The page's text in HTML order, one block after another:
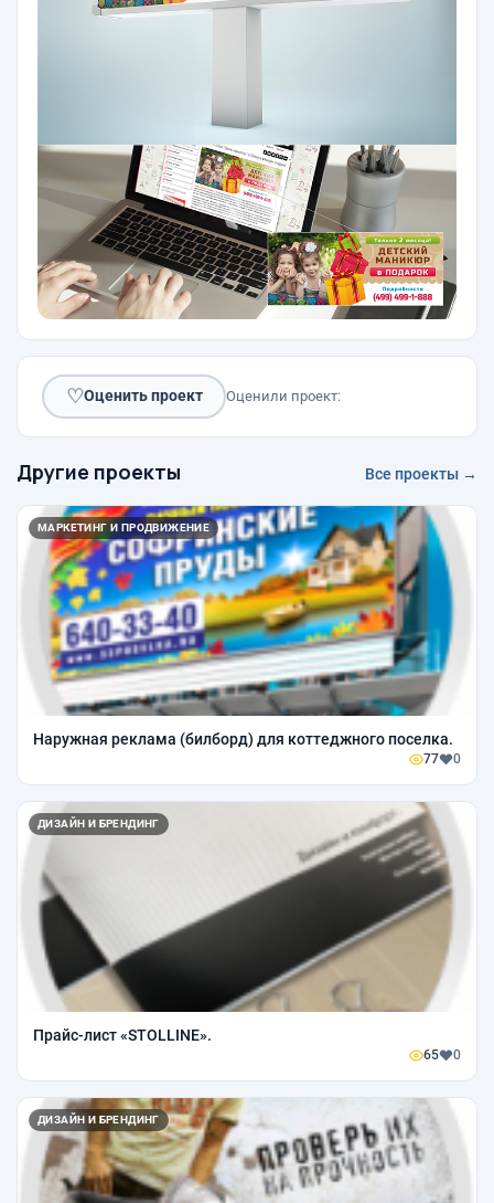
♡Оценить проект Оценили проект:
Другие проекты Все проекты →
МАРКЕТИНГ И ПРОДВИЖЕНИЕ
Наружная реклама (билборд) для коттеджного поселка.
77 0
ДИЗАЙН И БРЕНДИНГ
Прайс-лист «STOLLINE».
65 0
ДИЗАЙН И БРЕНДИНГ